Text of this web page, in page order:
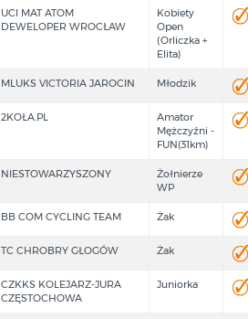
UCI MAT ATOM
DEWELOPER WROCŁAW
Kobiety
Open
(Orliczka +
Elita)
MLUKS VICTORIA JAROCIN Młodzik
2KOŁA.PL
Amator
Mężczyźni -
FUN(31km)
NIESTOWARZYSZONY
Żołnierze
WP
BB COM CYCLING TEAM Żak
TC CHROBRY GŁOGÓW Żak
CZKKS KOLEJARZ-JURA
CZĘSTOCHOWA
Juniorka